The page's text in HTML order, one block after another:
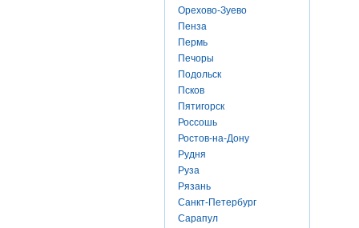
Орехово-Зуево
Пенза
Пермь
Печоры
Подольск
Псков
Пятигорск
Россошь
Ростов-на-Дону
Рудня
Руза
Рязань
Санкт-Петербург
Сарапул